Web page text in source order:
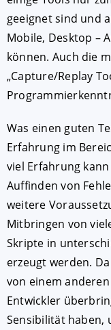
geeignet sind und
Mobile, Desktop –
können. Auch die
„Capture/Replay
Was einen guten
Erfahrung im
viel Erfahrung
Auffinden von
weitere
Mitbringen von
Skripte in
erzeugt werden.
von einem
Entwickler
Sensibilität haben,